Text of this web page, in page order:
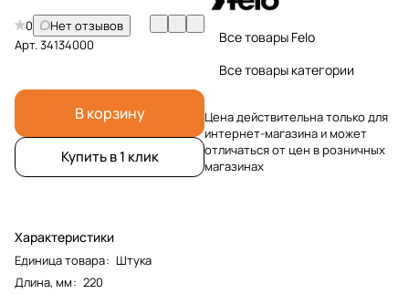
0
Нет отзывов
Арт.34134000
В корзину
Купить в 1 клик
Характеристики
Единица товара: Штука
Длина, мм: 220
Все товары Felo
Все товары категории
Цена действительна только для
интернет-магазина и может
отличаться от цен в розничных
магазинах